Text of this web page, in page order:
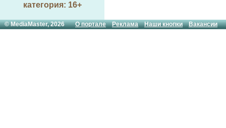
категория: 16+
© MediaMaster, 2026О портале Реклама Наши кнопки Вакансии